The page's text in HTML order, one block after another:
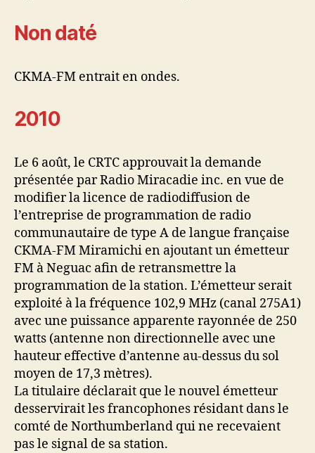
Non daté
CKMA-FM entrait en ondes.
2010
Le 6 août, le CRTC approuvait la demande
présentée par Radio Miracadie inc. en vue de
modifier la licence de radiodiffusion de
l’entreprise de programmation de radio
communautaire de type A de langue française
CKMA-FM Miramichi en ajoutant un émetteur
FM à Neguac afin de retransmettre la
programmation de la station. L’émetteur serait
exploité à la fréquence 102,9 MHz (canal 275A1)
avec une puissance apparente rayonnée de 250
watts (antenne non directionnelle avec une
hauteur effective d’antenne au-dessus du sol
moyen de 17,3 mètres).
La titulaire déclarait que le nouvel émetteur
desservirait les francophones résidant dans le
comté de Northumberland qui ne recevaient
pas le signal de sa station.